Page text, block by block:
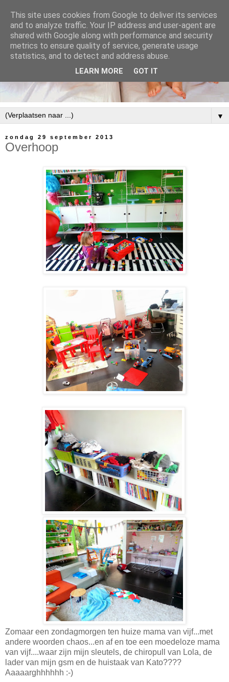
▼
zondag 29 september 2013
Overhoop
Zomaar een zondagmorgen ten huize mama van vijf...met
andere woorden chaos...en af en toe een moedeloze mama
van vijf....waar zijn mijn sleutels, de chiropull van Lola, de
lader van mijn gsm en de huistaak van Kato????
Aaaaarghhhhhh :-)
This site uses cookies from Google to deliver its services
and to analyze traffic. Your IP address and user-agent are
shared with Google along with performance and security
metrics to ensure quality of service, generate usage
statistics, and to detect and address abuse.
LEARN MORE GOT IT